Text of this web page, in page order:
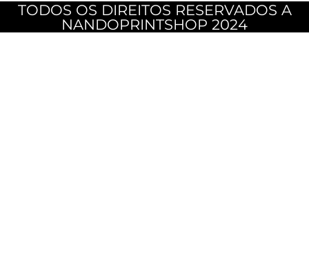
TODOS OS DIREITOS RESERVADOS A
NANDOPRINTSHOP 2024